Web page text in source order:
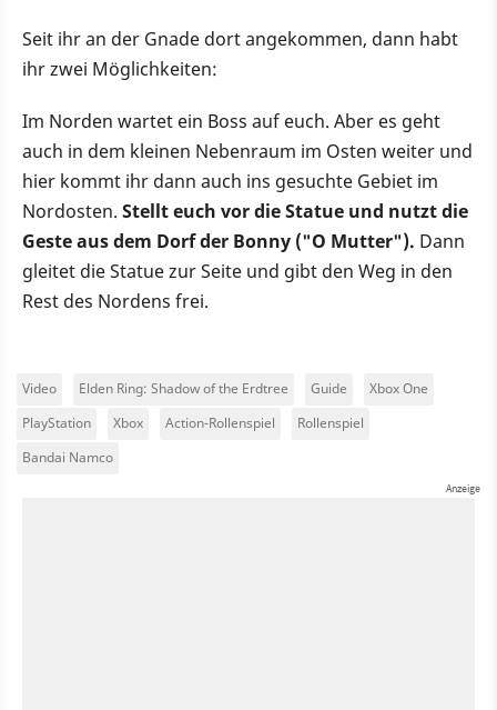
Seit ihr an der Gnade dort angekommen, dann habt
ihr zwei Möglichkeiten:
Im Norden wartet ein Boss auf euch. Aber es geht
auch in dem kleinen Nebenraum im Osten weiter und
hier kommt ihr dann auch ins gesuchte Gebiet im
Nordosten. Stellt euch vor die Statue und nutzt die
Geste aus dem Dorf der Bonny ("O Mutter"). Dann
gleitet die Statue zur Seite und gibt den Weg in den
Rest des Nordens frei.
Video Elden Ring: Shadow of the Erdtree Guide
Xbox One
PlayStation
Xbox Action-Rollenspiel
Rollenspiel
Bandai Namco